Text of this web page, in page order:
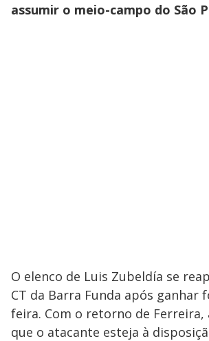
assumir o meio-campo do São
O elenco de Luis Zubeldía se
CT da Barra Funda após ganhar
feira. Com o retorno de Ferreira,
que o atacante esteja à